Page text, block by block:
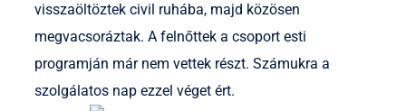
visszaöltöztek civil ruhába, majd közösen
megvacsoráztak. A felnőttek a csoport esti
programján már nem vettek részt. Számukra a
szolgálatos nap ezzel véget ért.